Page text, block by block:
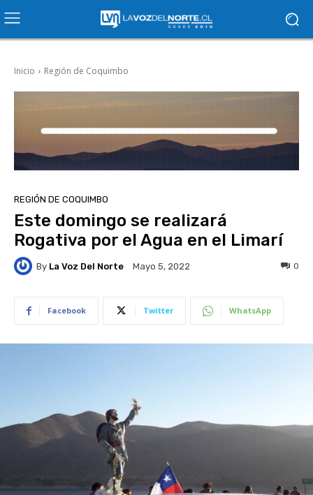
Inicio Región de Coquimbo
REGIÓN DE COQUIMBO
Este domingo se realizará
Rogativa por el Agua en el Limarí
By La Voz Del Norte Mayo 5, 2022 0
Facebook Twitter WhatsApp